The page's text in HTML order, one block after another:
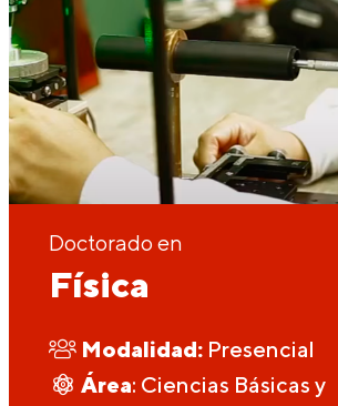
Doctorado en
Física
Modalidad: Presencial
Área: Ciencias Básicas y